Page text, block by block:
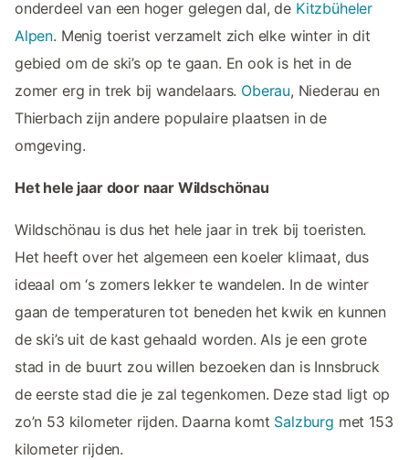
onderdeel van een hoger gelegen dal, de Kitzbüheler
Alpen. Menig toerist verzamelt zich elke winter in dit
gebied om de ski’s op te gaan. En ook is het in de
zomer erg in trek bij wandelaars. Oberau, Niederau en
Thierbach zijn andere populaire plaatsen in de
omgeving.
Het hele jaar door naar Wildschönau
Wildschönau is dus het hele jaar in trek bij toeristen.
Het heeft over het algemeen een koeler klimaat, dus
ideaal om ‘s zomers lekker te wandelen. In de winter
gaan de temperaturen tot beneden het kwik en kunnen
de ski’s uit de kast gehaald worden. Als je een grote
stad in de buurt zou willen bezoeken dan is Innsbruck
de eerste stad die je zal tegenkomen. Deze stad ligt op
zo’n 53 kilometer rijden. Daarna komt Salzburg met 153
kilometer rijden.